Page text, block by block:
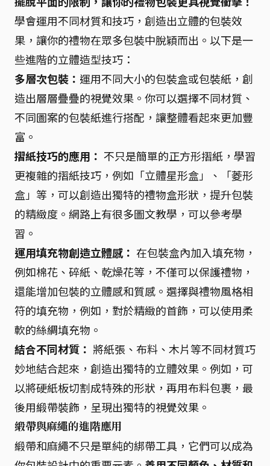
學會運用不同材質和技巧，創造出立體的包裝效
果，讓你的禮物在眾多包裝中脫穎而出。以下是一
些進階的立體造型技巧：
多層次包裝： 運用不同大小的包裝盒或包裝紙，創
造出層層疊疊的視覺效果。你可以選擇不同材質、
不同圖案的包裝紙進行搭配，讓整體看起來更加豐
富。
摺紙技巧的應用： 不只是簡單的正方形摺紙，學習
更複雜的摺紙技巧，例如「立體星形盒」、「菱形
盒」等，可以創造出獨特的禮物盒形狀，提升包裝
的精緻度。網路上有很多圖文教學，可以參考學
習。
運用填充物創造立體感： 在包裝盒內加入填充物，
例如棉花、碎紙、乾燥花等，不僅可以保護禮物，
還能增加包裝的立體感和質感。選擇與禮物風格相
符的填充物，例如，對於精緻的首飾，可以使用柔
軟的絲綢填充物。
結合不同材質： 將紙張、布料、木片等不同材質巧
妙地結合起來，創造出獨特的立體效果。例如，可
以將硬紙板切割成特殊的形狀，再用布料包裹，最
後用緞帶裝飾，呈現出獨特的視覺效果。
緞帶與麻繩的進階應用
緞帶和麻繩不只是單純的綁帶工具，它們可以成為